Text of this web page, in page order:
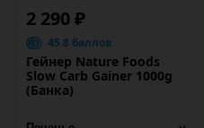
2 290 ₽
45.8 баллов
Гейнер Nature Foods
Slow Carb Gainer 1000g
(Банка)